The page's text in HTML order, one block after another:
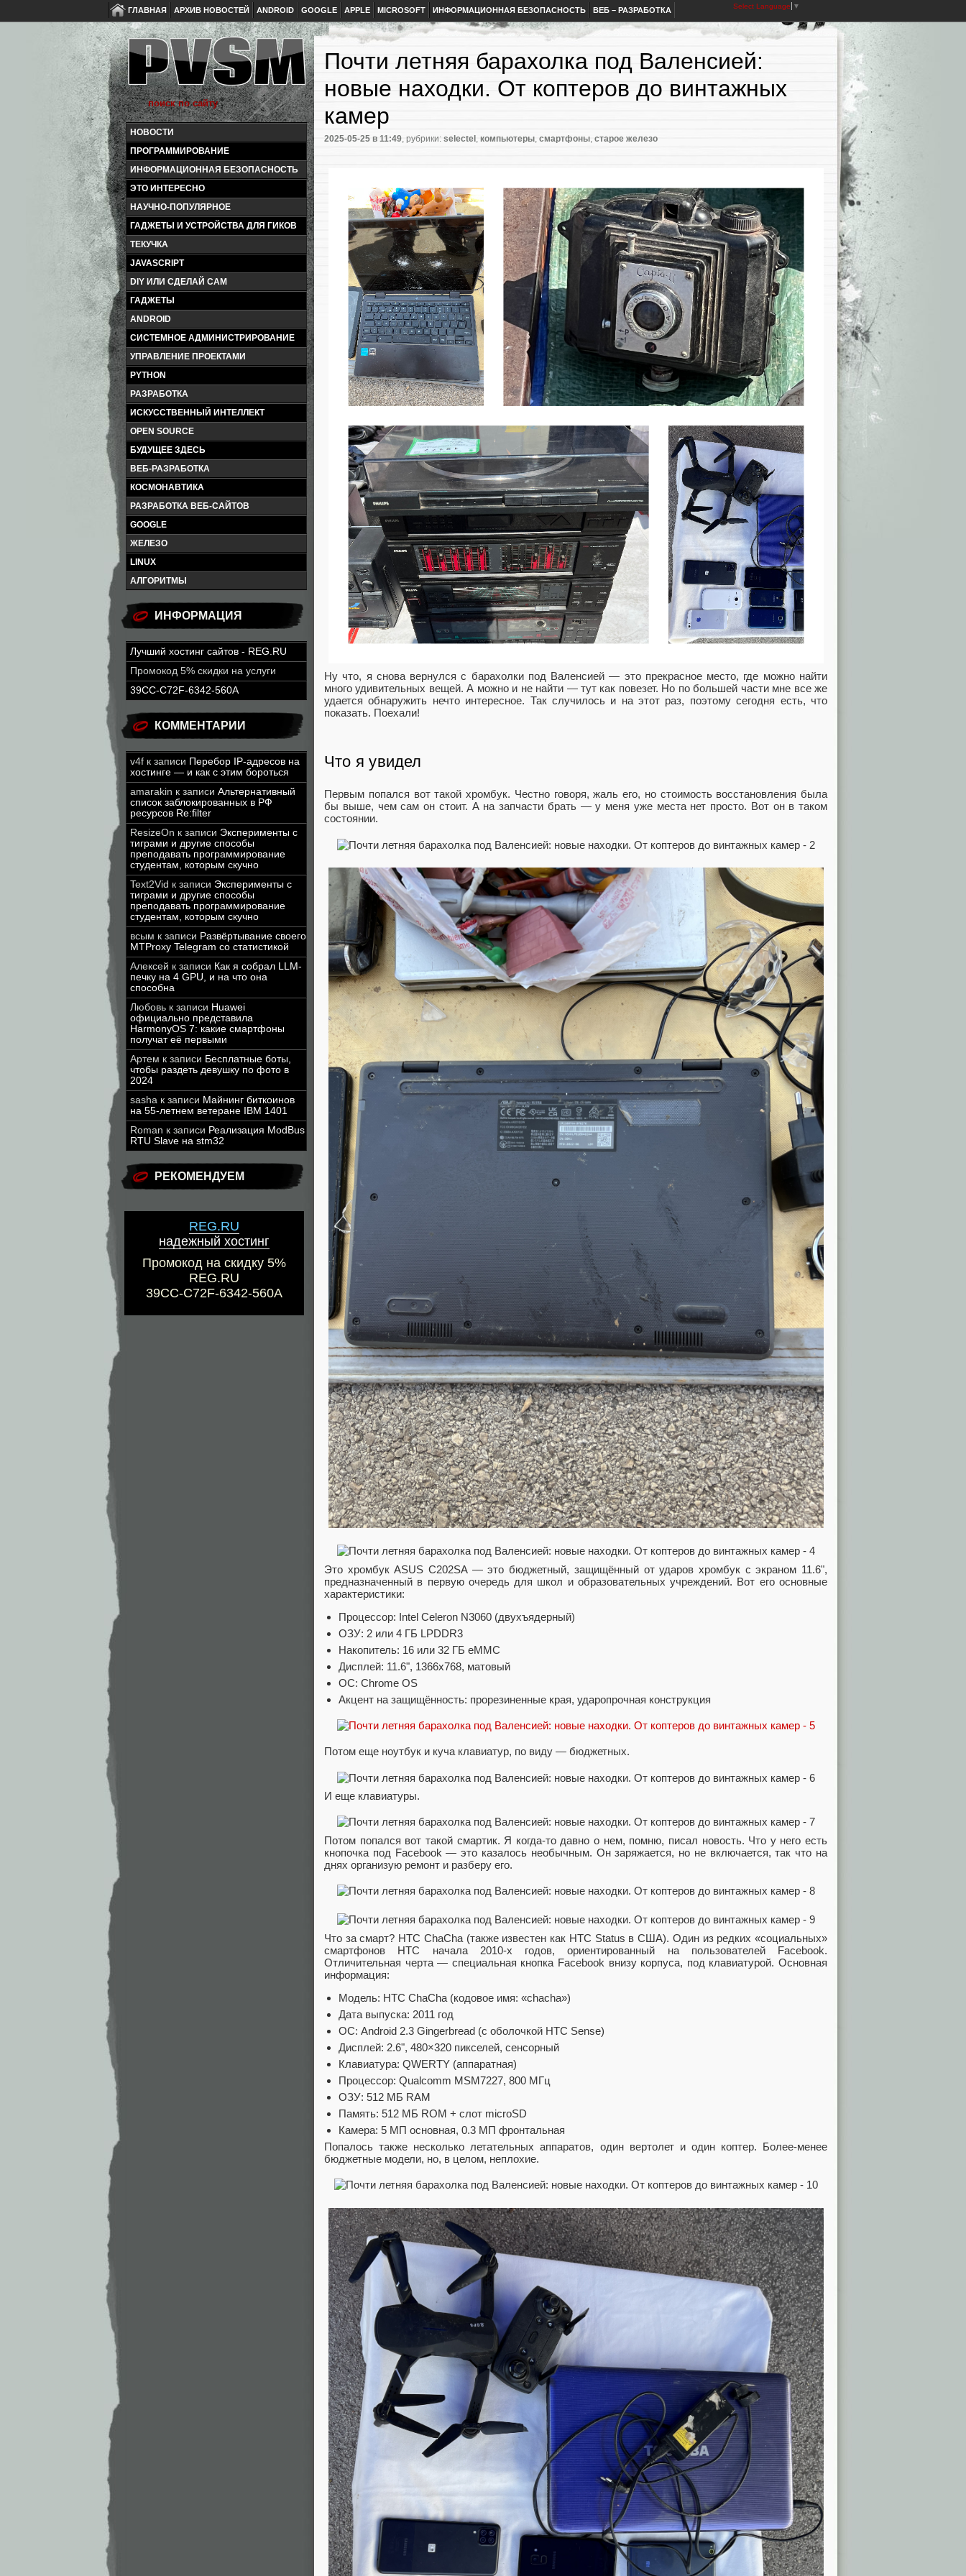
ГЛАВНАЯ АРХИВ НОВОСТЕЙ ANDROID GOOGLE APPLE MICROSOFT ИНФОРМАЦИОННАЯ БЕЗОПАСНОСТЬ ВЕБ – РАЗРАБОТКА Select Language ▼
НОВОСТИ
ПРОГРАММИРОВАНИЕ
ИНФОРМАЦИОННАЯ БЕЗОПАСНОСТЬ
ЭТО ИНТЕРЕСНО
НАУЧНО-ПОПУЛЯРНОЕ
ГАДЖЕТЫ И УСТРОЙСТВА ДЛЯ ГИКОВ
ТЕКУЧКА
JAVASCRIPT
DIY ИЛИ СДЕЛАЙ САМ
ГАДЖЕТЫ
ANDROID
СИСТЕМНОЕ АДМИНИСТРИРОВАНИЕ
УПРАВЛЕНИЕ ПРОЕКТАМИ
PYTHON
РАЗРАБОТКА
ИСКУССТВЕННЫЙ ИНТЕЛЛЕКТ
OPEN SOURCE
БУДУЩЕЕ ЗДЕСЬ
ВЕБ-РАЗРАБОТКА
КОСМОНАВТИКА
РАЗРАБОТКА ВЕБ-САЙТОВ
GOOGLE
ЖЕЛЕЗО
LINUX
АЛГОРИТМЫ
ИНФОРМАЦИЯ
Лучший хостинг сайтов - REG.RU
Промокод 5% скидки на услуги
39CC-C72F-6342-560A
КОММЕНТАРИИ
v4f к записи Перебор IP-адресов на
хостинге — и как с этим бороться
amarakin к записи Альтернативный
список заблокированных в РФ
ресурсов Re:filter
ResizeOn к записи Эксперименты с
тиграми и другие способы
преподавать программирование
студентам, которым скучно
Text2Vid к записи Эксперименты с
тиграми и другие способы
преподавать программирование
студентам, которым скучно
всым к записи Развёртывание своего
MTProxy Telegram со статистикой
Алексей к записи Как я собрал LLM-
печку на 4 GPU, и на что она
способна
Любовь к записи Huawei
официально представила
HarmonyOS 7: какие смартфоны
получат её первыми
Артем к записи Бесплатные боты,
чтобы раздеть девушку по фото в
2024
sasha к записи Майнинг биткоинов
на 55-летнем ветеране IBM 1401
Roman к записи Реализация ModBus
RTU Slave на stm32
РЕКОМЕНДУЕМ
REG.RU
надежный хостинг
Промокод на скидку 5%
REG.RU
39CC-C72F-6342-560A
Почти летняя барахолка под Валенсией:
новые находки. От коптеров до винтажных
камер
2025-05-25 в 11:49, рубрики: selectel , компьютеры, смартфоны, старое железо
Ну что, я снова вернулся с барахолки под Валенсией — это прекрасное место, где можно найти
много удивительных вещей. А можно и не найти — тут как повезет. Но по большей части мне все же
удается обнаружить нечто интересное. Так случилось и на этот раз, поэтому сегодня есть, что
показать. Поехали!
Что я увидел
Первым попался вот такой хромбук. Честно говоря, жаль его, но стоимость восстановления была
бы выше, чем сам он стоит. А на запчасти брать — у меня уже места нет просто. Вот он в таком
состоянии.
Это хромбук ASUS C202SA — это бюджетный, защищённый от ударов хромбук с экраном 11.6",
предназначенный в первую очередь для школ и образовательных учреждений. Вот его основные
характеристики:
Процессор: Intel Celeron N3060 (двухъядерный)
ОЗУ: 2 или 4 ГБ LPDDR3
Накопитель: 16 или 32 ГБ eMMC
Дисплей: 11.6", 1366x768, матовый
ОС: Chrome OS
Акцент на защищённость: прорезиненные края, ударопрочная конструкция
Потом еще ноутбук и куча клавиатур, по виду — бюджетных.
И еще клавиатуры.
Потом попался вот такой смартик. Я когда-то давно о нем, помню, писал новость. Что у него есть
кнопочка под Facebook — это казалось необычным. Он заряжается, но не включается, так что на
днях организую ремонт и разберу его.
Что за смарт? HTC ChaCha (также известен как HTC Status в США). Один из редких «социальных»
смартфонов HTC начала 2010-х годов, ориентированный на пользователей Facebook.
Отличительная черта — специальная кнопка Facebook внизу корпуса, под клавиатурой. Основная
информация:
Модель: HTC ChaCha (кодовое имя: «chacha»)
Дата выпуска: 2011 год
ОС: Android 2.3 Gingerbread (с оболочкой HTC Sense)
Дисплей: 2.6", 480×320 пикселей, сенсорный
Клавиатура: QWERTY (аппаратная)
Процессор: Qualcomm MSM7227, 800 МГц
ОЗУ: 512 МБ RAM
Память: 512 МБ ROM + слот microSD
Камера: 5 МП основная, 0.3 МП фронтальная
Попалось также несколько летательных аппаратов, один вертолет и один коптер. Более-менее
бюджетные модели, но, в целом, неплохие.